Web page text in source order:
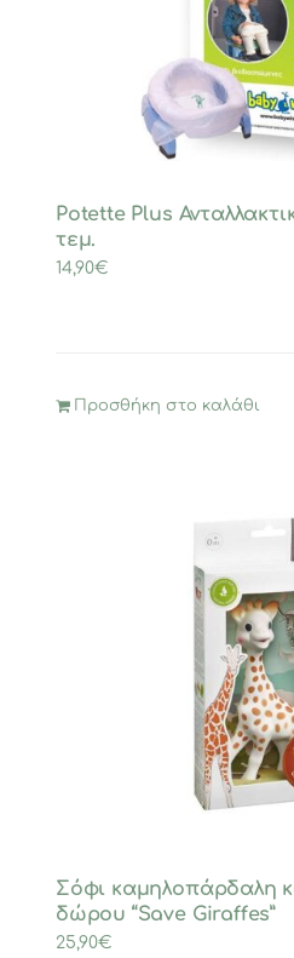
επιλεγούν
στη
σελίδα
του
προϊόντος
Potette Plus
τεμ.
14,90€
Προσθήκη στο καλάθι
Σόφι καμηλοπάρδαλη
δώρου “Save Giraffes”
25,90€